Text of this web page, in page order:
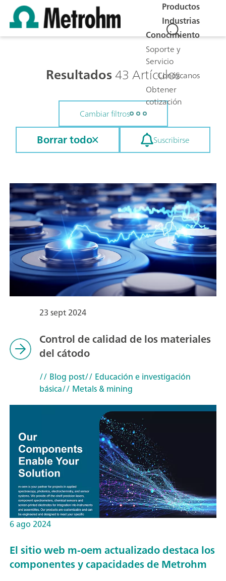
Productos
Industrias
Conocimiento
Soporte y
Servicio
Conózcanos
Obtener
cotización
Resultados43 Artículos
Cambiar filtros
Borrar todo Suscribirse
23 sept 2024
Control de calidad de los materiales
del cátodo
// Blog post// Educación e investigación
básica// Metals & mining
6 ago 2024
El sitio web m-oem actualizado destaca los
componentes y capacidades de Metrohm